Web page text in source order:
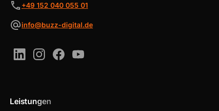
+49 152 040 055 01
info@buzz-digital.de
Leistungen